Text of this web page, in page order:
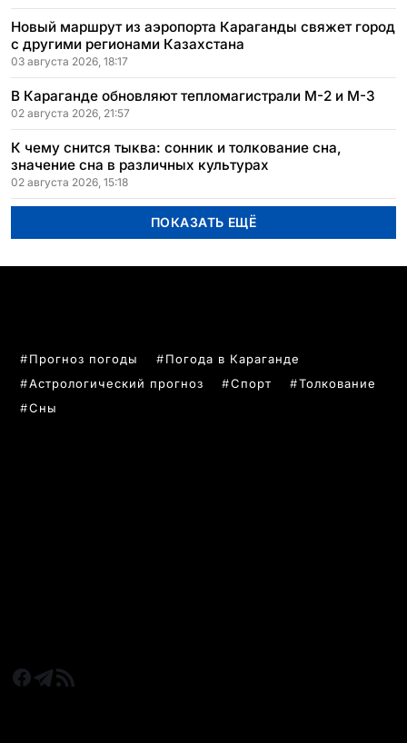
Новый маршрут из аэропорта Караганды свяжет город
с другими регионами Казахстана
03 августа 2026, 18:17
В Караганде обновляют тепломагистрали М-2 и М-3
02 августа 2026, 21:57
К чему снится тыква: сонник и толкование сна,
значение сна в различных культурах
02 августа 2026, 15:18
ПОКАЗАТЬ ЕЩЁ
Прогноз погоды
Погода в Караганде
Астрологический прогноз
Спорт
Толкование
Сны